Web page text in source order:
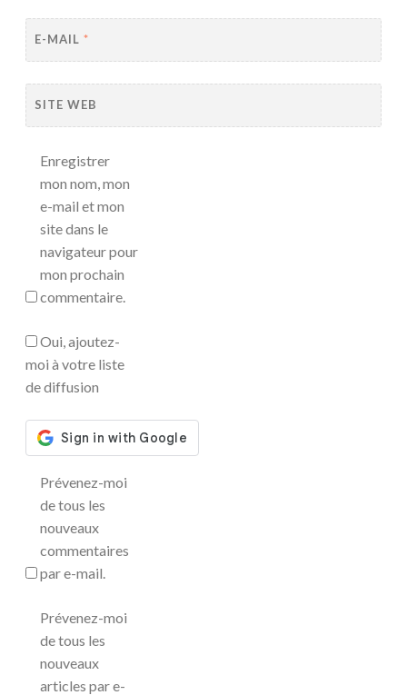
E-MAIL *
SITE WEB
Enregistrer
mon nom, mon
e-mail et mon
site dans le
navigateur pour
mon prochain
commentaire.
Oui, ajoutez-
moi à votre liste
de diffusion
Prévenez-moi
de tous les
nouveaux
commentaires
par e-mail.
Prévenez-moi
de tous les
nouveaux
articles par e-